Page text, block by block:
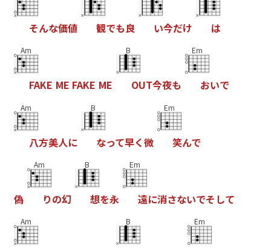
そんな価値 観でも良 い今だけ は
Am
FAKE ME FAKE ME
B
OUT今夜も
Em
おいで
Am
八方美人に
B
なって早く微
Em
笑んで
偽
Am
りの幻
B
想を永
Em
遠に消さないでそ して
Am B Em